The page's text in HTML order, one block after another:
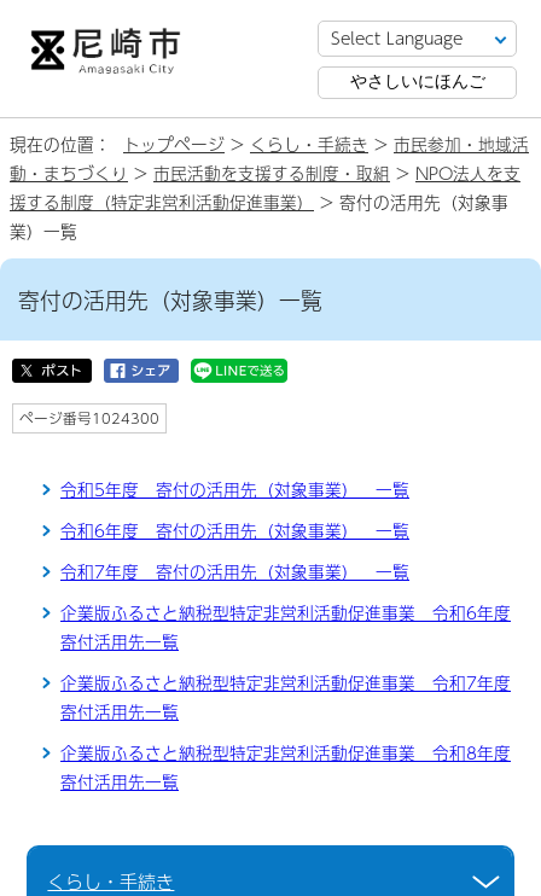
やさしいにほんご
現在の位置： トップページ > くらし・手続き > 市民参加・地域活
動・まちづくり > 市民活動を支援する制度・取組 > NPO法人を支
援する制度（特定非営利活動促進事業）
> 寄付の活用先（対象事
業）一覧
寄付の活用先（対象事業）一覧
ページ番号1024300
令和5年度 寄付の活用先（対象事業） 一覧
令和6年度 寄付の活用先（対象事業） 一覧
令和7年度 寄付の活用先（対象事業） 一覧
企業版ふるさと納税型特定非営利活動促進事業 令和6年度
寄付活用先一覧
企業版ふるさと納税型特定非営利活動促進事業 令和7年度
寄付活用先一覧
企業版ふるさと納税型特定非営利活動促進事業 令和8年度
寄付活用先一覧
くらし・手続き